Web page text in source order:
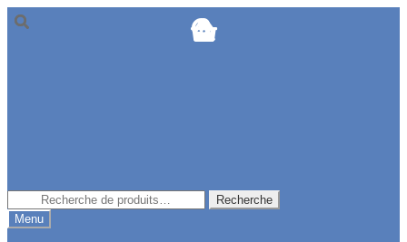
Aller
Aller
au
Recherche
pour :
Recherche
Menu